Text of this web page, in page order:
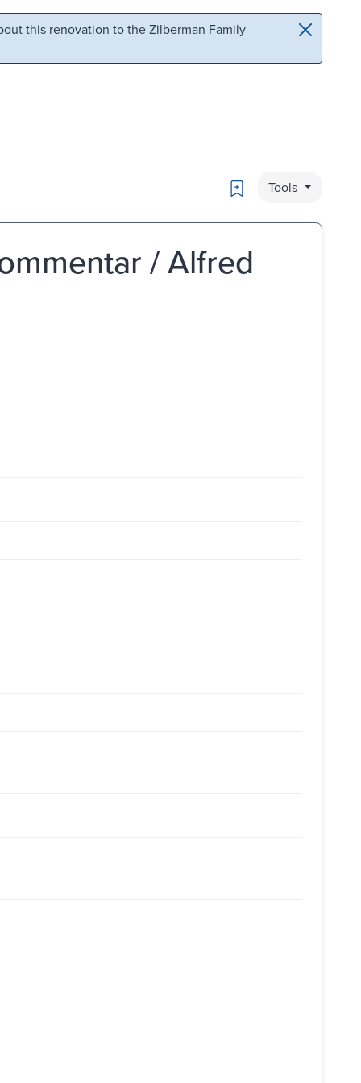
this renovation to the Zilberman Family
Bookmark
Tools
/ Alfred